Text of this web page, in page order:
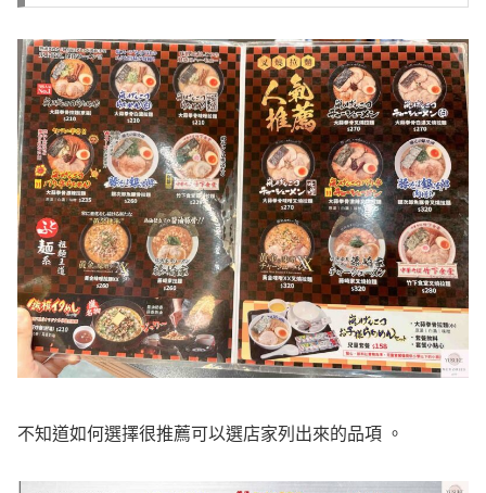
不知道如何選擇很推薦可以選店家列出來的品項 。